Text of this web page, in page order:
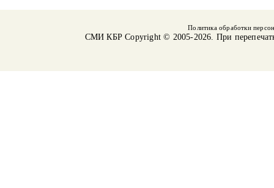
Политика обработки
СМИ КБРCopyright © 2005-2026. При